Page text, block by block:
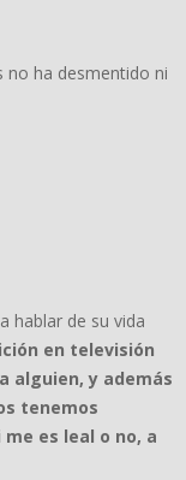
no ha desmentido ni
hablar de su vida
en televisión
alguien, y además
tenemos
es leal o no, a